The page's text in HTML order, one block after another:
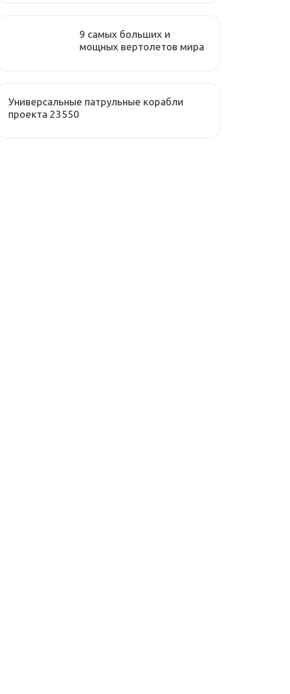
9 самых больших и
мощных вертолетов мира
Универсальные патрульные корабли
проекта 23550